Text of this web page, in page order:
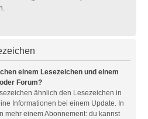
einem Lesezeichen und einem
Forum?
ähnlich den Lesezeichen in
Informationen bei einem Update. In
mehr einem Abonnement: du kannst